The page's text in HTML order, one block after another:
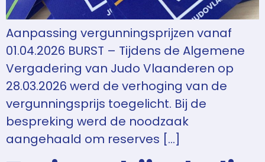
Aanpassing vergunningsprijzen vanaf
01.04.2026 BURST – Tijdens de Algemene
Vergadering van Judo Vlaanderen op
28.03.2026 werd de verhoging van de
vergunningsprijs toegelicht. Bij de
bespreking werd de noodzaak
aangehaald om reserves […]